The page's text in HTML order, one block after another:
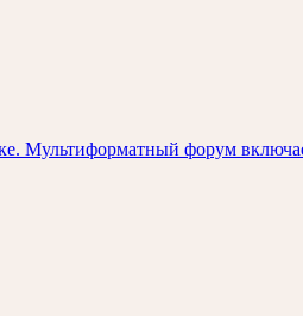
Мультиформатный форум